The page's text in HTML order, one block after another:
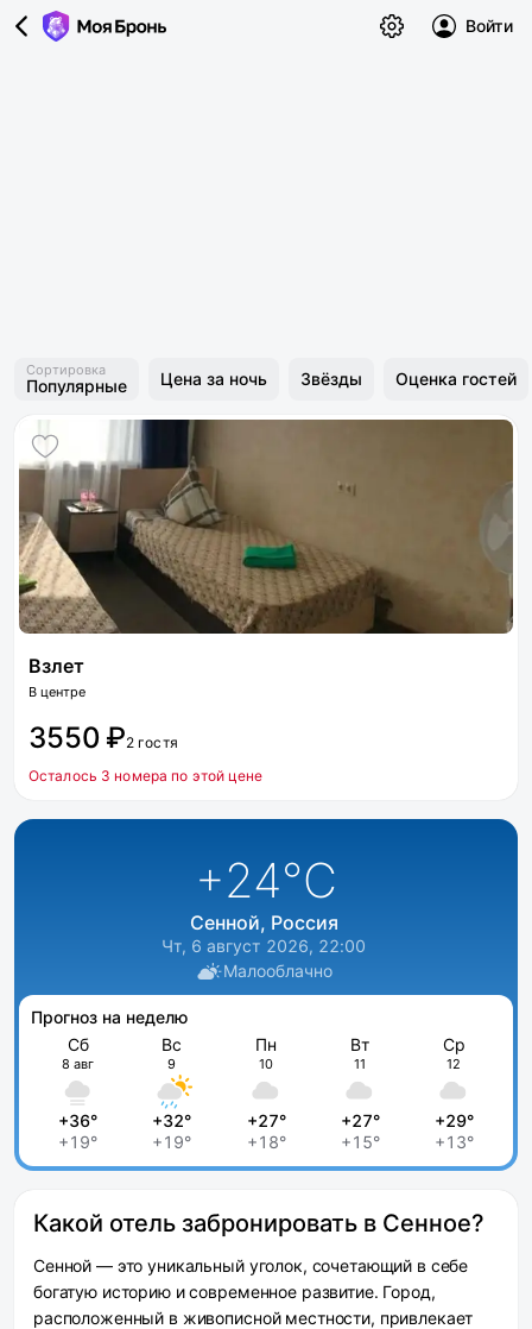
Войти
Сортировка
Популярные Цена за ночь Звёзды Оценка гостей
Взлет
В центре
3550 ₽2 гостя
Осталось 3 номера по этой цене
+24°C
Сенной, Россия
Чт, 6 август 2026, 22:00
Малооблачно
Прогноз на неделю
Сб
8 авг
+36°
+19°
Вс
9
+32°
+19°
Пн
10
+27°
+18°
Вт
11
+27°
+15°
Ср
12
+29°
+13°
Какой отель забронировать в Сенное?
Сенной — это уникальный уголок, сочетающий в себе
богатую историю и современное развитие. Город,
расположенный в живописной местности, привлекает